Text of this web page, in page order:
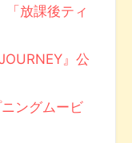
「放課後ティ
』公
ングムービ